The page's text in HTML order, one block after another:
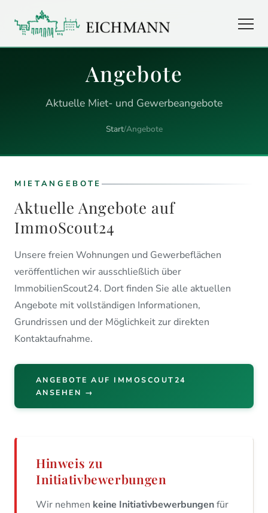
Angebote
Aktuelle Miet- und Gewerbeangebote
Start/Angebote
MIETANGEBOTE
Aktuelle Angebote auf
ImmoScout24
Unsere freien Wohnungen und Gewerbeflächen
veröffentlichen wir ausschließlich über
ImmobilienScout24. Dort finden Sie alle aktuellen
Angebote mit vollständigen Informationen,
Grundrissen und der Möglichkeit zur direkten
Kontaktaufnahme.
ANGEBOTE AUF IMMOSCOUT24
ANSEHEN →
Hinweis zu
Initiativbewerbungen
Wir nehmen keine Initiativbewerbungenfür